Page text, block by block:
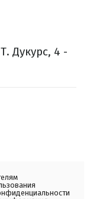
Дукурс, 4 -